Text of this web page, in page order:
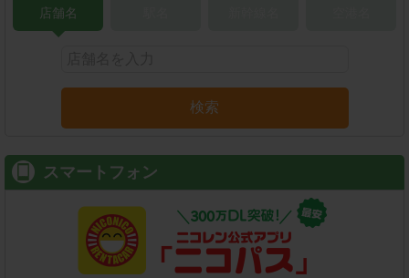
店舗名
検索
スマートフォン